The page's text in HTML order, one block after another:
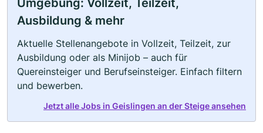
Umgebung: Vollzeit, Teilzeit,
Ausbildung & mehr
Aktuelle Stellenangebote in Vollzeit, Teilzeit, zur
Ausbildung oder als Minijob – auch für
Quereinsteiger und Berufseinsteiger. Einfach filtern
und bewerben.
Jetzt alle Jobs in Geislingen an der Steige ansehen